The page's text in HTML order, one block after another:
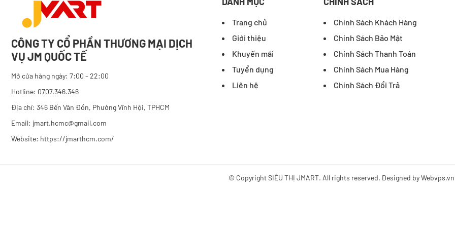
CÔNG TY CỔ PHẦN THƯƠNG MẠI DỊCH
VỤ JM QUỐC TẾ
Mở cửa hàng ngày: 7:00 - 22:00
Hotline: 0707.346.346
Địa chỉ: 346 Bến Vân Đồn, Phường Vĩnh Hội, TPHCM
Email: jmart.hcmc@gmail.com
Website: https://jmarthcm.com/
Trang chủ
Giới thiệu
Khuyến mãi
Tuyển dụng
Liên hệ
Chính Sách Khách Hàng
Chính Sách Bảo Mật
Chính Sách Thanh Toán
Chính Sách Mua Hàng
Chính Sách Đổi Trả
© CopyrightSIÊU THỊ JMART. All rights reserved. Designed byWebvps.vn